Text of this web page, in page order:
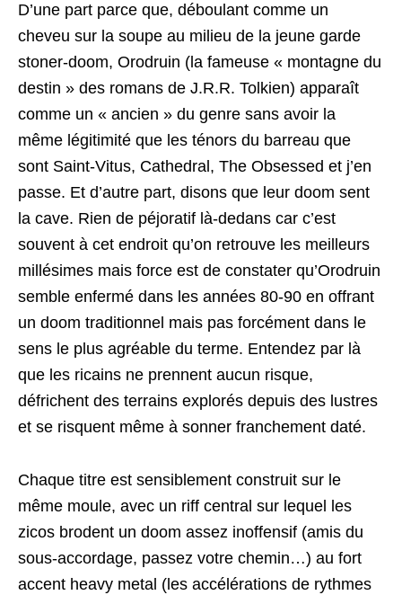
D’une part parce que, déboulant comme un
cheveu sur la soupe au milieu de la jeune garde
stoner-doom, Orodruin (la fameuse « montagne du
destin » des romans de J.R.R. Tolkien) apparaît
comme un « ancien » du genre sans avoir la
même légitimité que les ténors du barreau que
sont Saint-Vitus, Cathedral, The Obsessed et j’en
passe. Et d’autre part, disons que leur doom sent
la cave. Rien de péjoratif là-dedans car c’est
souvent à cet endroit qu’on retrouve les meilleurs
millésimes mais force est de constater qu’Orodruin
semble enfermé dans les années 80-90 en offrant
un doom traditionnel mais pas forcément dans le
sens le plus agréable du terme. Entendez par là
que les ricains ne prennent aucun risque,
défrichent des terrains explorés depuis des lustres
et se risquent même à sonner franchement daté.
Chaque titre est sensiblement construit sur le
même moule, avec un riff central sur lequel les
zicos brodent un doom assez inoffensif (amis du
sous-accordage, passez votre chemin…) au fort
accent heavy metal (les accélérations de rythmes